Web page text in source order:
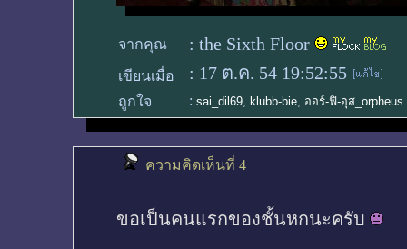
จากคุณ : the Sixth Floor
เขียนเมื่อ : 17 ต.ค. 54 19:52:55
ถูกใจ : sai_dil69, klubb-bie, ออร์-ฟิ-อุส_orpheus
ความคิดเห็นที่ 4
ขอเป็นคนแรกของชั้นหกนะครับ